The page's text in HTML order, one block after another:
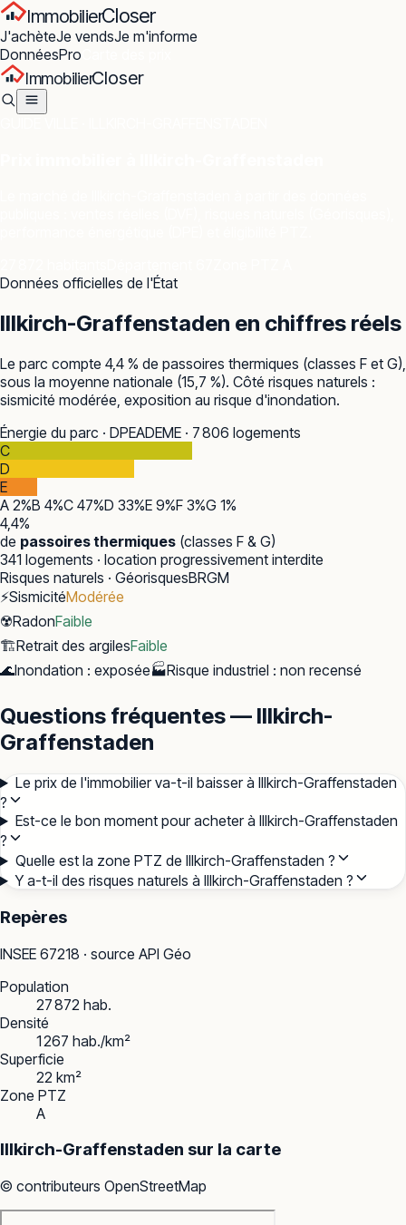
ImmobilierCloser
J'achèteJe vendsJe m'informe
DonnéesPro
ImmobilierCloser
Données officielles de l'État
Illkirch-Graffenstaden en chiffres réels
Le parc compte 4,4 % de passoires thermiques (classes F et G),
sous la moyenne nationale (15,7 %). Côté risques naturels :
sismicité modérée, exposition au risque d'inondation.
Énergie du parc · DPEADEME · 7 806 logements
C
D
E
A 2%B 4%C 47%D 33%E 9%F 3%G 1%
4,4%
de passoires thermiques (classes F & G)
341 logements · location progressivement interdite
Risques naturels · GéorisquesBRGM
⚡SismicitéModérée
☢️RadonFaible
🏗️Retrait des argilesFaible
🌊Inondation : exposée🏭Risque industriel : non recensé
Questions fréquentes — Illkirch-
Graffenstaden
Le prix de l'immobilier va-t-il baisser à Illkirch-Graffenstaden
?
Est-ce le bon moment pour acheter à Illkirch-Graffenstaden
?
Quelle est la zone PTZ de Illkirch-Graffenstaden ?
Y a-t-il des risques naturels à Illkirch-Graffenstaden ?
Repères
INSEE 67218 · source API Géo
Population
27 872 hab.
Densité
1 267 hab./km²
Superficie
22 km²
Zone PTZ
A
Illkirch-Graffenstaden sur la carte
© contributeurs OpenStreetMap